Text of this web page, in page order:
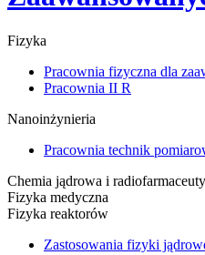
Fizyka
Pracownia fizyczna dla
Pracownia II R
Nanoinżynieria
Pracownia technik
Chemia jądrowa i
Fizyka medyczna
Fizyka reaktorów
Zastosowania fizyki